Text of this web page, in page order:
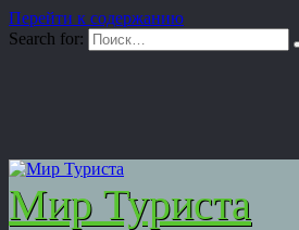
Перейти к содержанию
Search for:
Мир Туриста